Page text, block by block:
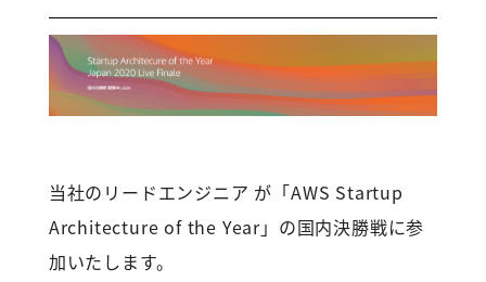
当社のリードエンジニア が「AWS Startup
Architecture of the Year」の国内決勝戦に参
加いたします。